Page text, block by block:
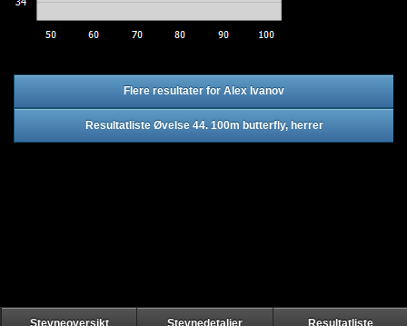
Flere resultater for Alex Ivanov
Resultatliste Øvelse 44. 100m butterfly, herrer
Stevneoversikt Stevnedetaljer Resultatliste